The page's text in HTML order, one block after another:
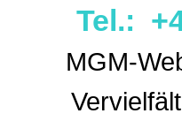
Tel.:
MGM-